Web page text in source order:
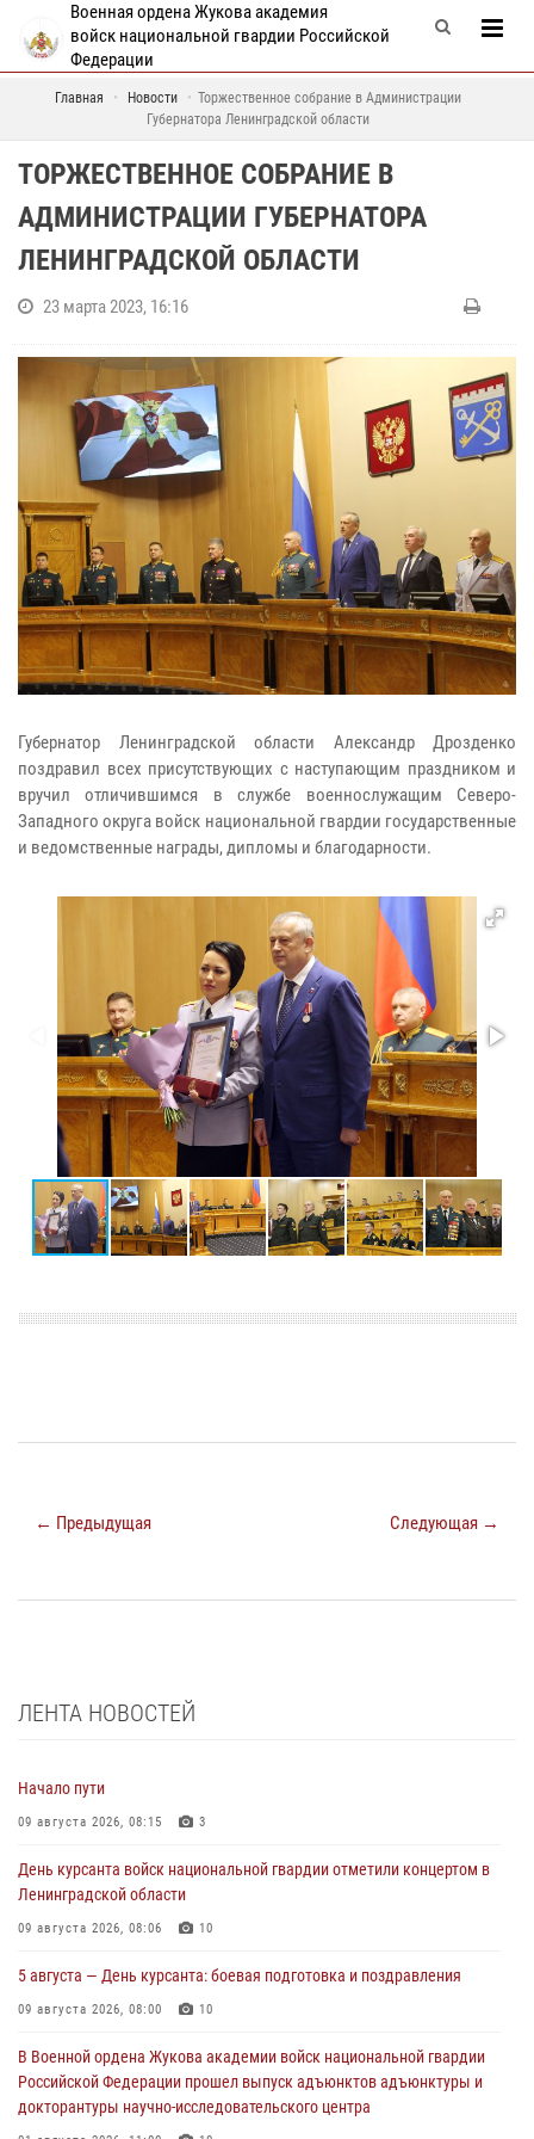
Военная ордена Жукова академия
войск национальной гвардии Российской
Федерации
Главная Новости
Торжественное собрание в Администрации
Губернатора Ленинградской области
ТОРЖЕСТВЕННОЕ СОБРАНИЕ В
АДМИНИСТРАЦИИ ГУБЕРНАТОРА
ЛЕНИНГРАДСКОЙ ОБЛАСТИ
23 марта 2023, 16:16
Губернатор Ленинградской области Александр Дрозденко
поздравил всех присутствующих с наступающим праздником и
вручил отличившимся в службе военнослужащим Северо-
Западного округа войск национальной гвардии государственные
и ведомственные награды, дипломы и благодарности.
← Предыдущая Следующая →
ЛЕНТА НОВОСТЕЙ
Начало пути
09 августа 2026, 08:15 3
День курсанта войск национальной гвардии отметили концертом в
Ленинградской области
09 августа 2026, 08:06 10
5 августа — День курсанта: боевая подготовка и поздравления
09 августа 2026, 08:00 10
В Военной ордена Жукова академии войск национальной гвардии
Российской Федерации прошел выпуск адъюнктов адъюнктуры и
докторантуры научно-исследовательского центра